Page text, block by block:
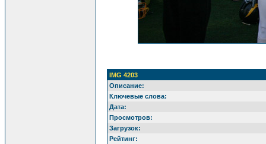
IMG 4203
Описание:
Ключевые слова:
Дата:
Просмотров:
Загрузок:
Рейтинг: